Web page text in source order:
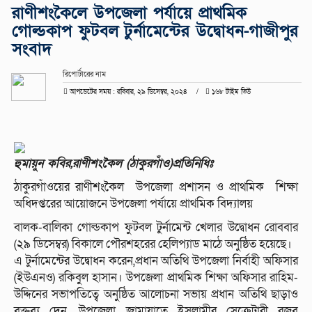
রাণীশংকৈলে উপজেলা পর্যায়ে প্রাথমিক
গোল্ডকাপ ফুটবল টুর্নামেন্টের উদ্বোধন-গাজীপুর
সংবাদ
রিপোর্টারের নাম
আপডেটের সময় : রবিবার, ২৯ ডিসেম্বর, ২০২৪ ১৬৮ টাইম ভিউ
হুমায়ুন কবির,রাণীশংকৈল (ঠাকুরগাঁও)প্রতিনিধিঃ
ঠাকুরগাঁওয়ের রাণীশংকৈল উপজেলা প্রশাসন ও প্রাথমিক শিক্ষা
অধিদপ্তরের আয়োজনে উপজেলা পর্যায়ে প্রাথমিক বিদ্যালয়
বালক-বালিকা গোল্ডকাপ ফুটবল টুর্নামেন্ট খেলার উদ্বোধন রোববার
(২৯ ডিসেম্বর) বিকালে পৌরশহরের হেলিপ্যাড মাঠে অনুষ্ঠিত হয়েছে।
এ টুর্নামেন্টের উদ্বোধন করেন,প্রধান অতিথি উপজেলা নির্বাহী অফিসার
(ইউএনও) রকিবুল হাসান। উপজেলা প্রাথমিক শিক্ষা অফিসার রাহিম-
উদ্দিনের সভাপতিত্বে অনুষ্ঠিত আলোচনা সভায় প্রধান অতিথি ছাড়াও